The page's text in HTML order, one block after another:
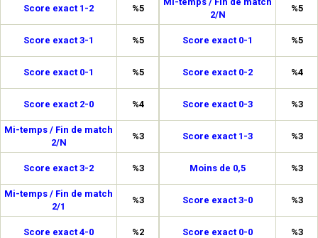
Score exact 1-2 %5
Score exact 3-1 %5
Score exact 0-1 %5
Score exact 2-0 %4
Mi-temps / Fin de match
2/N
%3
Score exact 3-2 %3
Mi-temps / Fin de match
2/1
%3
Score exact 4-0 %2
2/N
%5
Score exact 0-1 %5
Score exact 0-2 %4
Score exact 0-3 %3
Score exact 1-3 %3
Moins de 0,5 %3
Score exact 3-0 %3
Score exact 0-0 %3